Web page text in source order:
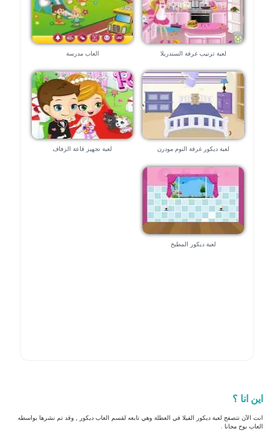
لعبة ترتيب غرفة السندريلا العاب مدرسة
لعبة ديكور غرفة النوم مودرن لعبة تجهيز قاعة الزفاف
لعبة ديكور المطبخ
اين انا ؟
انت الآن تتصفح لعبة ديكور الفيلا في العطلة وهي تابعه لقسم العاب ديكور , وقد تم نشرها بواسطه
العاب بوح مجانا .